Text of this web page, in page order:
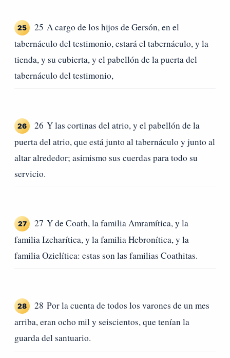
25
25 A cargo de los hijos de Gersón, en el
tabernáculo del testimonio, estará el tabernáculo, y la
tienda, y su cubierta, y el pabellón de la puerta del
tabernáculo del testimonio,
26
26 Y las cortinas del atrio, y el pabellón de la
puerta del atrio, que está junto al tabernáculo y junto al
altar alrededor; asimismo sus cuerdas para todo su
servicio.
27
27 Y de Coath, la familia Amramítica, y la
familia Izeharítica, y la familia Hebronítica, y la
familia Ozielítica: estas son las familias Coathitas.
28
28 Por la cuenta de todos los varones de un mes
arriba, eran ocho mil y seiscientos, que tenían la
guarda del santuario.